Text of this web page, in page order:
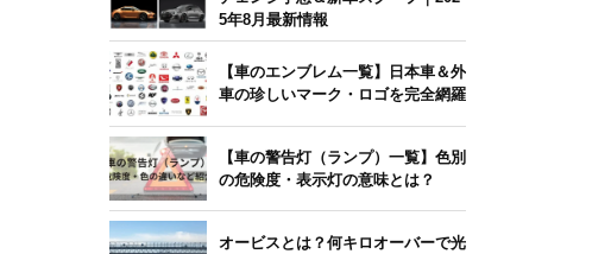
5年8月最新情報
【車のエンブレム一覧】日本車＆外
車の珍しいマーク・ロゴを完全網羅
【車の警告灯（ランプ）一覧】色別
の危険度・表示灯の意味とは？
オービスとは？何キロオーバーで光